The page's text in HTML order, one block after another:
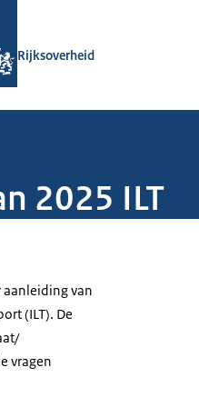
Rijksoverheid
2025 ILT
van
(ILT). De
vragen